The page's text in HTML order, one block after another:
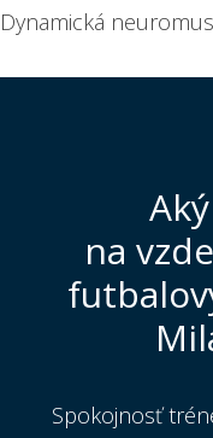
Dynamická
na
Spokojnosť